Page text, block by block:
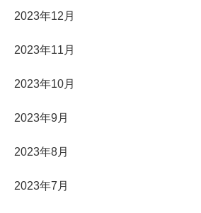
2023年12月
2023年11月
2023年10月
2023年9月
2023年8月
2023年7月